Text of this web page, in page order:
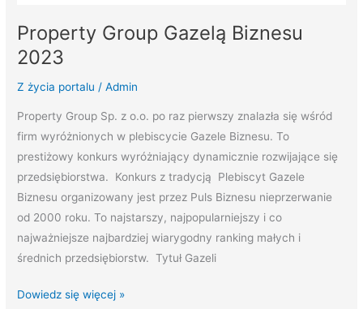
Property Group Gazelą Biznesu
2023
Z życia portalu /Admin
Property Group Sp. z o.o. po raz pierwszy znalazła się wśród
firm wyróżnionych w plebiscycie Gazele Biznesu. To
prestiżowy konkurs wyróżniający dynamicznie rozwijające się
przedsiębiorstwa. Konkurs z tradycją Plebiscyt Gazele
Biznesu organizowany jest przez Puls Biznesu nieprzerwanie
od 2000 roku. To najstarszy, najpopularniejszy i co
najważniejsze najbardziej wiarygodny ranking małych i
średnich przedsiębiorstw. Tytuł Gazeli
Dowiedz się więcej »